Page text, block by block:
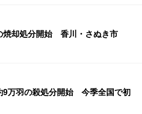
却処分開始 香川・さぬき市
万羽の殺処分開始 今季全国で初